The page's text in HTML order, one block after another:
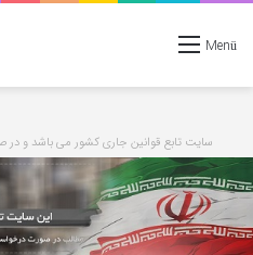
Menü
سایت تابع قوانین جاری کشور می باشد و